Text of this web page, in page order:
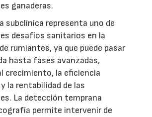
ganaderas.
subclínica representa uno de
desafíos sanitarios en la
rumiantes, ya que puede pasar
hasta fases avanzadas,
crecimiento, la eficiencia
la rentabilidad de las
La detección temprana
permite intervenir de